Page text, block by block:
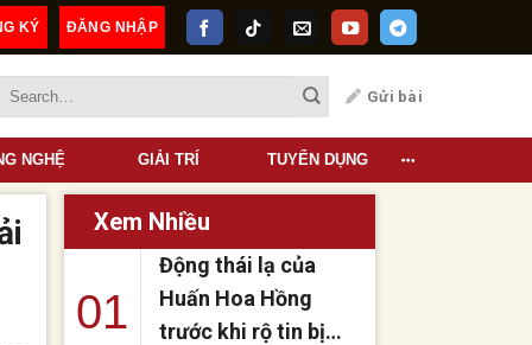
KÝ ĐĂNG NHẬP
Quảng Cáo Gửi bài
NGHỆ GIẢI TRÍ TUYỂN DỤNG
Xem Nhiều
01
Động thái lạ của
Huấn Hoa Hồng
trước khi rộ tin bị